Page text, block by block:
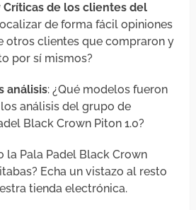
Críticas de los clientes del
de forma fácil opiniones
otros clientes que compraron y
por sí mismos?
análisis: ¿Qué modelos fueron
análisis del grupo de
Black Crown Piton 1.0?
la Pala Padel Black Crown
Echa un vistazo al resto
tienda electrónica.